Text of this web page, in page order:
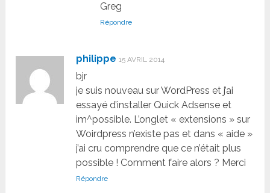
Greg
Répondre
philippe 15 AVRIL 2014
bjr
je suis nouveau sur WordPress et j’ai
essayé d’installer Quick Adsense et
im^possible. L’onglet « extensions » sur
Woirdpress n’existe pas et dans « aide »
j’ai cru comprendre que ce n’était plus
possible ! Comment faire alors ? Merci
Répondre